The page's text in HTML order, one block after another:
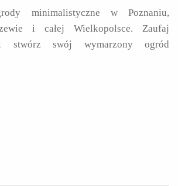
minimalistyczne w Poznaniu,
i całej Wielkopolsce. Zaufaj
i stwórz swój wymarzony ogród